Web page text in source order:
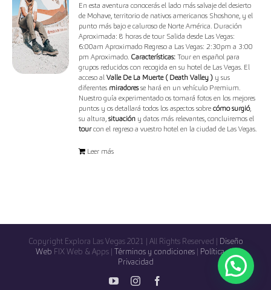
En esta aventura conocerás el lado más salvaje del desierto
de Mohave, territorio de nativos americanos Shoshone, y el
punto más bajo e caluroso de Norte América. Duración
Aproximada: 8 horas de tour Salida desde Las Vegas:
6:00am Aproximado Regreso a Las Vegas: 2:30pm a 3:00
pm Aproximado. Características: Tour en español para
grupos reducidos con recogida en su hotel de Las Vegas. El
acceso alValle De La Muerte ( Death Valley ) y sus
diferentes miradoresse hará en un vehículo Premium.
Nuestro guía experimentado os tomará fotos en los mejores
puntos y os detallará todos los aspectos sobrecómo surgió,
su altura,situación y datos más relevantes, concluiremos el
tourcon el regreso a vuestro hotel en la ciudad de Las Vegas.
Leer más
Copyright Explora Las Vegas 2021 | All Rights Reserved | Diseño
Web FIX Web & Apps | Términos y condiciones | Política de
Privacidad
YouTubeInstagram